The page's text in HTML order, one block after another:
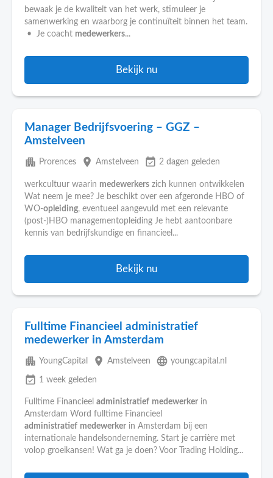
bewaak je de kwaliteit van het werk, stimuleer je
samenwerking en waarborg je continuïteit binnen het team.
• Je coacht medewerkers...
Bekijk nu
Manager Bedrijfsvoering – GGZ –
Amstelveen
apartment Prorences place Amstelveen event_available 2 dagen geleden
werkcultuur waarin medewerkers zich kunnen ontwikkelen
Wat neem je mee? Je beschikt over een afgeronde HBO of
WO-opleiding, eventueel aangevuld met een relevante
(post-)HBO managementopleiding Je hebt aantoonbare
kennis van bedrijfskundige en financieel...
Bekijk nu
Fulltime Financieel administratief
medewerker in Amsterdam
apartment YoungCapital place Amstelveen language youngcapital.nl
event_available 1 week geleden
Fulltime Financieel administratief medewerker in
Amsterdam Word fulltime Financieel
administratief medewerker in Amsterdam bij een
internationale handelsonderneming. Start je carrière met
volop groeikansen! Wat ga je doen? Voor Trading Holding...